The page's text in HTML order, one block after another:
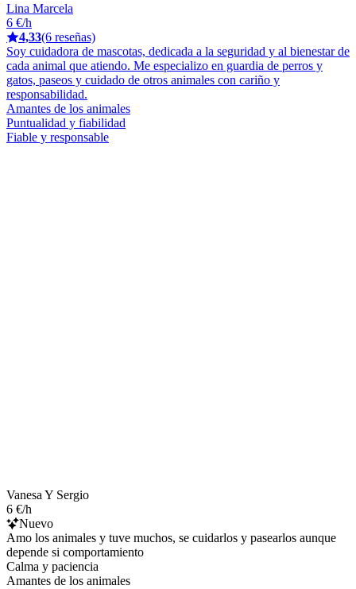
Lina Marcela
6 €/h
4,33(6 reseñas)
Soy cuidadora de mascotas, dedicada a la seguridad y al bienestar de
cada animal que atiendo. Me especializo en guardia de perros y
gatos, paseos y cuidado de otros animales con cariño y
responsabilidad.
Amantes de los animales
Puntualidad y fiabilidad
Fiable y responsable
Vanesa Y Sergio
6 €/h
Nuevo
Amo los animales y tuve muchos, se cuidarlos y pasearlos aunque
depende si comportamiento
Calma y paciencia
Amantes de los animales